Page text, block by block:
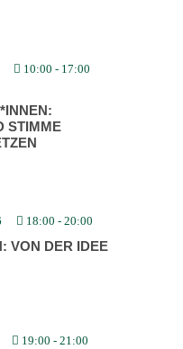
10:00 - 17:00
STIMME
18:00 - 20:00
VON DER IDEE
19:00 - 21:00